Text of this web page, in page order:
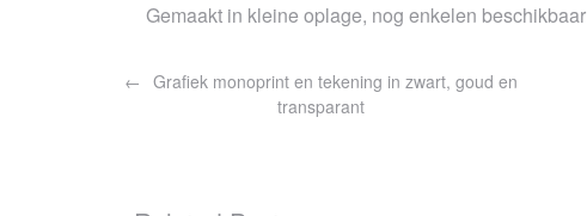
Gemaakt in kleine oplage, nog enkelen beschikbaar
navigatieGrafiek monoprint en tekening in zwart, goud en
transparant